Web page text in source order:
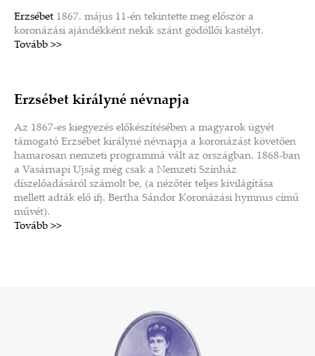
Erzsébet 1867. május 11-én tekintette meg először a
koronázási ajándékként nekik szánt gödöllői kastélyt.
Tovább >>
Erzsébet királyné névnapja
Az 1867-es kiegyezés előkészítésében a magyarok ügyét
támogató Erzsébet királyné névnapja a koronázást követően
hamarosan nemzeti programmá vált az országban. 1868-ban
a Vasárnapi Ujság még csak a Nemzeti Színház
díszelőadásáról számolt be, (a nézőtér teljes kivilágítása
mellett adták elő ifj. Bertha Sándor Koronázási hymnus című
művét).
Tovább >>